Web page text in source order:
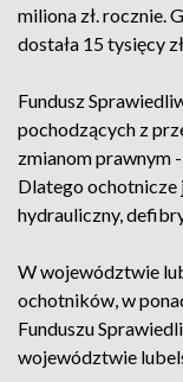
miliona zł. rocznie.
dostała 15 tysięcy
Fundusz
pochodzących z
zmianom prawnym
Dlatego ochotnicze
hydrauliczny,
W województwie
ochotników, w
Funduszu
województwie